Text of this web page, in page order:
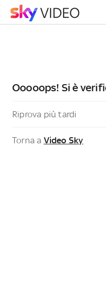
Ooooops! Si è
Riprova più tardi
Torna a Video Sky